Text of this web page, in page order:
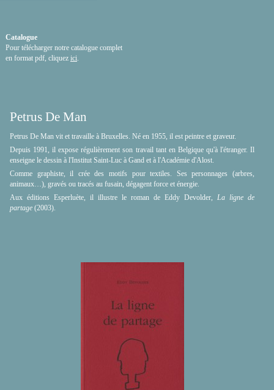
Catalogue
Pour télécharger notre catalogue complet
en format pdf, cliquez ici
Petrus De Man
Petrus De Man vit et travaille à Bruxelles. Né en 1955, il est peintre et graveur.
Depuis 1991, il expose régulièrement son travail tant en Belgique qu'à l'étranger. Il
enseigne le dessin à l'Institut Saint-Luc à Gand et à l'Académie d'Alost.
Comme graphiste, il crée des motifs pour textiles. Ses personnages (arbres,
animaux…), gravés ou tracés au fusain, dégagent force et énergie.
Aux éditions Esperluète, il illustre le roman de Eddy Devolder, La ligne de
partage (2003).